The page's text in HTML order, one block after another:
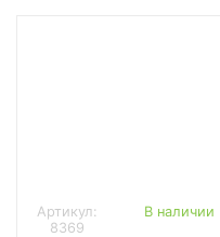
Артикул:
8369
В наличии